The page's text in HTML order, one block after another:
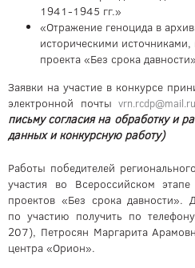
1941-1945 гг.»
«Отражение геноцида в
историческими
проекта «Без срока
Заявки на участие в конкурсе
электронной почты vrn.rcdp@mail.ru
письму согласия на обработку и
данных и конкурсную работу)
Работы победителей
участия во Всероссийском этапе
проектов «Без срока
по участию получить по
207), Петросян Маргарита
центра «Орион».